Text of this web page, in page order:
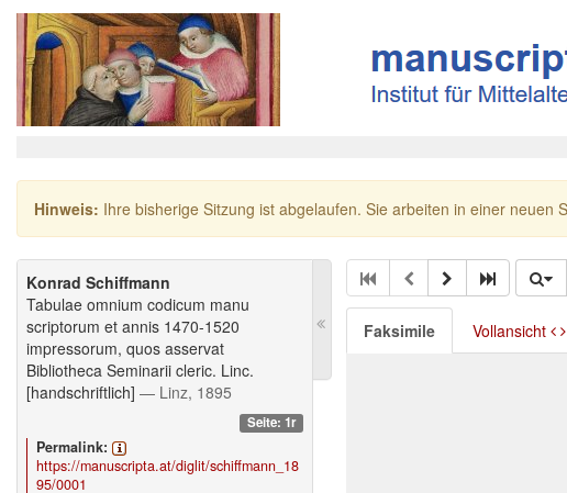
Hinweis: Ihre bisherige Sitzung ist abgelaufen. Sie arbeiten in einer neuen
Konrad Schiffmann
Tabulae omnium codicum manu
scriptorum et annis 1470-1520
impressorum, quos asservat
Bibliotheca Seminarii cleric. Linc.
[handschriftlich] — Linz, 1895
Seite: 1r
Permalink:
https://manuscripta.at/diglit/schiffmann_18
95/0001
Faksimile Vollansicht